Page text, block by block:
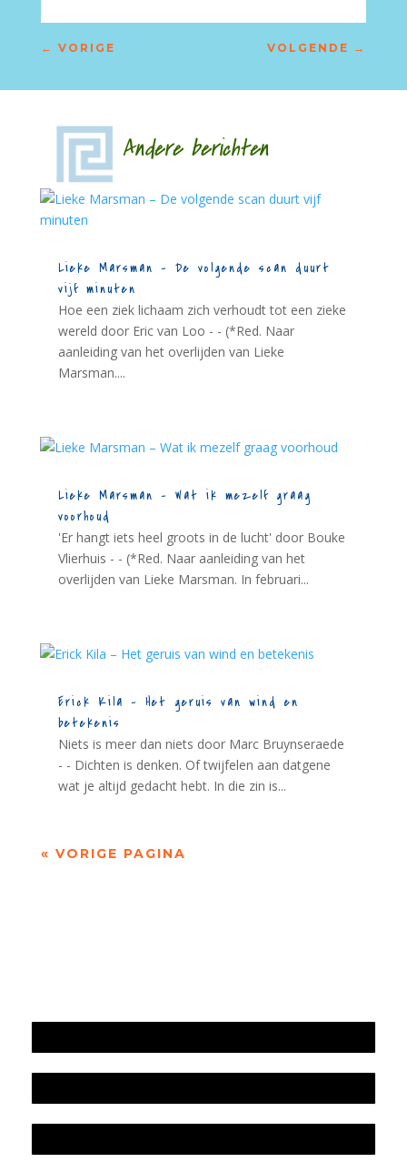
← VORIGE VOLGENDE →
Andere berichten
Lieke Marsman – De volgende scan duurt
vijf minuten
Hoe een ziek lichaam zich verhoudt tot een zieke
wereld door Eric van Loo - - (*Red. Naar
aanleiding van het overlijden van Lieke
Marsman....
Lieke Marsman – Wat ik mezelf graag
voorhoud
'Er hangt iets heel groots in de lucht' door Bouke
Vlierhuis - - (*Red. Naar aanleiding van het
overlijden van Lieke Marsman. In februari...
Erick Kila – Het geruis van wind en
betekenis
Niets is meer dan niets door Marc Bruynseraede
- - Dichten is denken. Of twijfelen aan datgene
wat je altijd gedacht hebt. In die zin is...
« VORIGE PAGINA